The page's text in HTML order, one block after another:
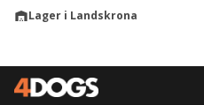
warehouseLager i Landskrona